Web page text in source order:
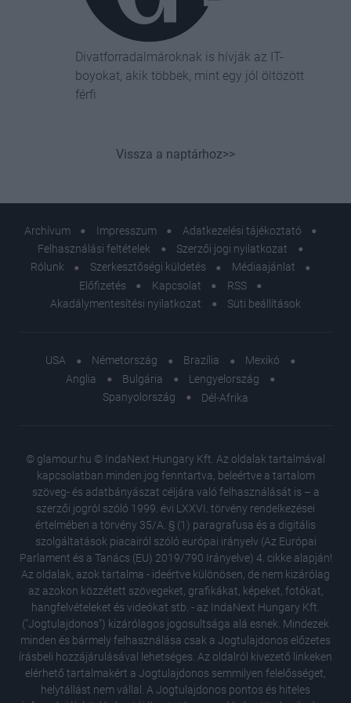
Divatforradalmároknak is hívják az IT-
boyokat, akik többek, mint egy jól öltözött
férfi
Vissza a naptárhoz>>
Archívum Impresszum
Adatkezelési tájékoztató
Felhasználási feltételek
Szerzői jogi nyilatkozat
Rólunk
Szerkesztőségi küldetés
Médiaajánlat
Előfizetés
Kapcsolat
RSS
Akadálymentesítési nyilatkozat
Süti beállítások
USA Németország Brazília
Mexikó
Anglia
Bulgária
Lengyelország
Spanyolország
Dél-Afrika
© glamour.hu © IndaNext Hungary Kft. Az oldalak tartalmával
kapcsolatban minden jog fenntartva, beleértve a tartalom
szöveg- és adatbányászat céljára való felhasználását is – a
szerzői jogról szóló 1999. évi LXXVI. törvény rendelkezései
értelmében a törvény 35/A. § (1) paragrafusa és a digitális
szolgáltatások piacairól szóló európai irányelv (Az Európai
Parlament és a Tanács (EU) 2019/790 Irányelve) 4. cikke alapján!
Az oldalak, azok tartalma - ideértve különösen, de nem kizárólag
az azokon közzétett szövegeket, grafikákat, képeket, fotókat,
hangfelvételeket és videókat stb. - az IndaNext Hungary Kft.
("Jogtulajdonos") kizárólagos jogosultsága alá esnek. Mindezek
minden és bármely felhasználása csak a Jogtulajdonos előzetes
írásbeli hozzájárulásával lehetséges. Az oldalról kivezető linkeken
elérhető tartalmakért a Jogtulajdonos semmilyen felelősséget,
helytállást nem vállal. A Jogtulajdonos pontos és hiteles